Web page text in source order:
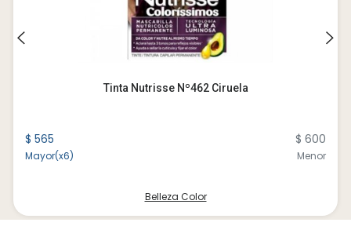
Tinta Nutrisse Nº462 Ciruela
$ 565
Mayor(x6)
$ 600
Menor
Belleza Color